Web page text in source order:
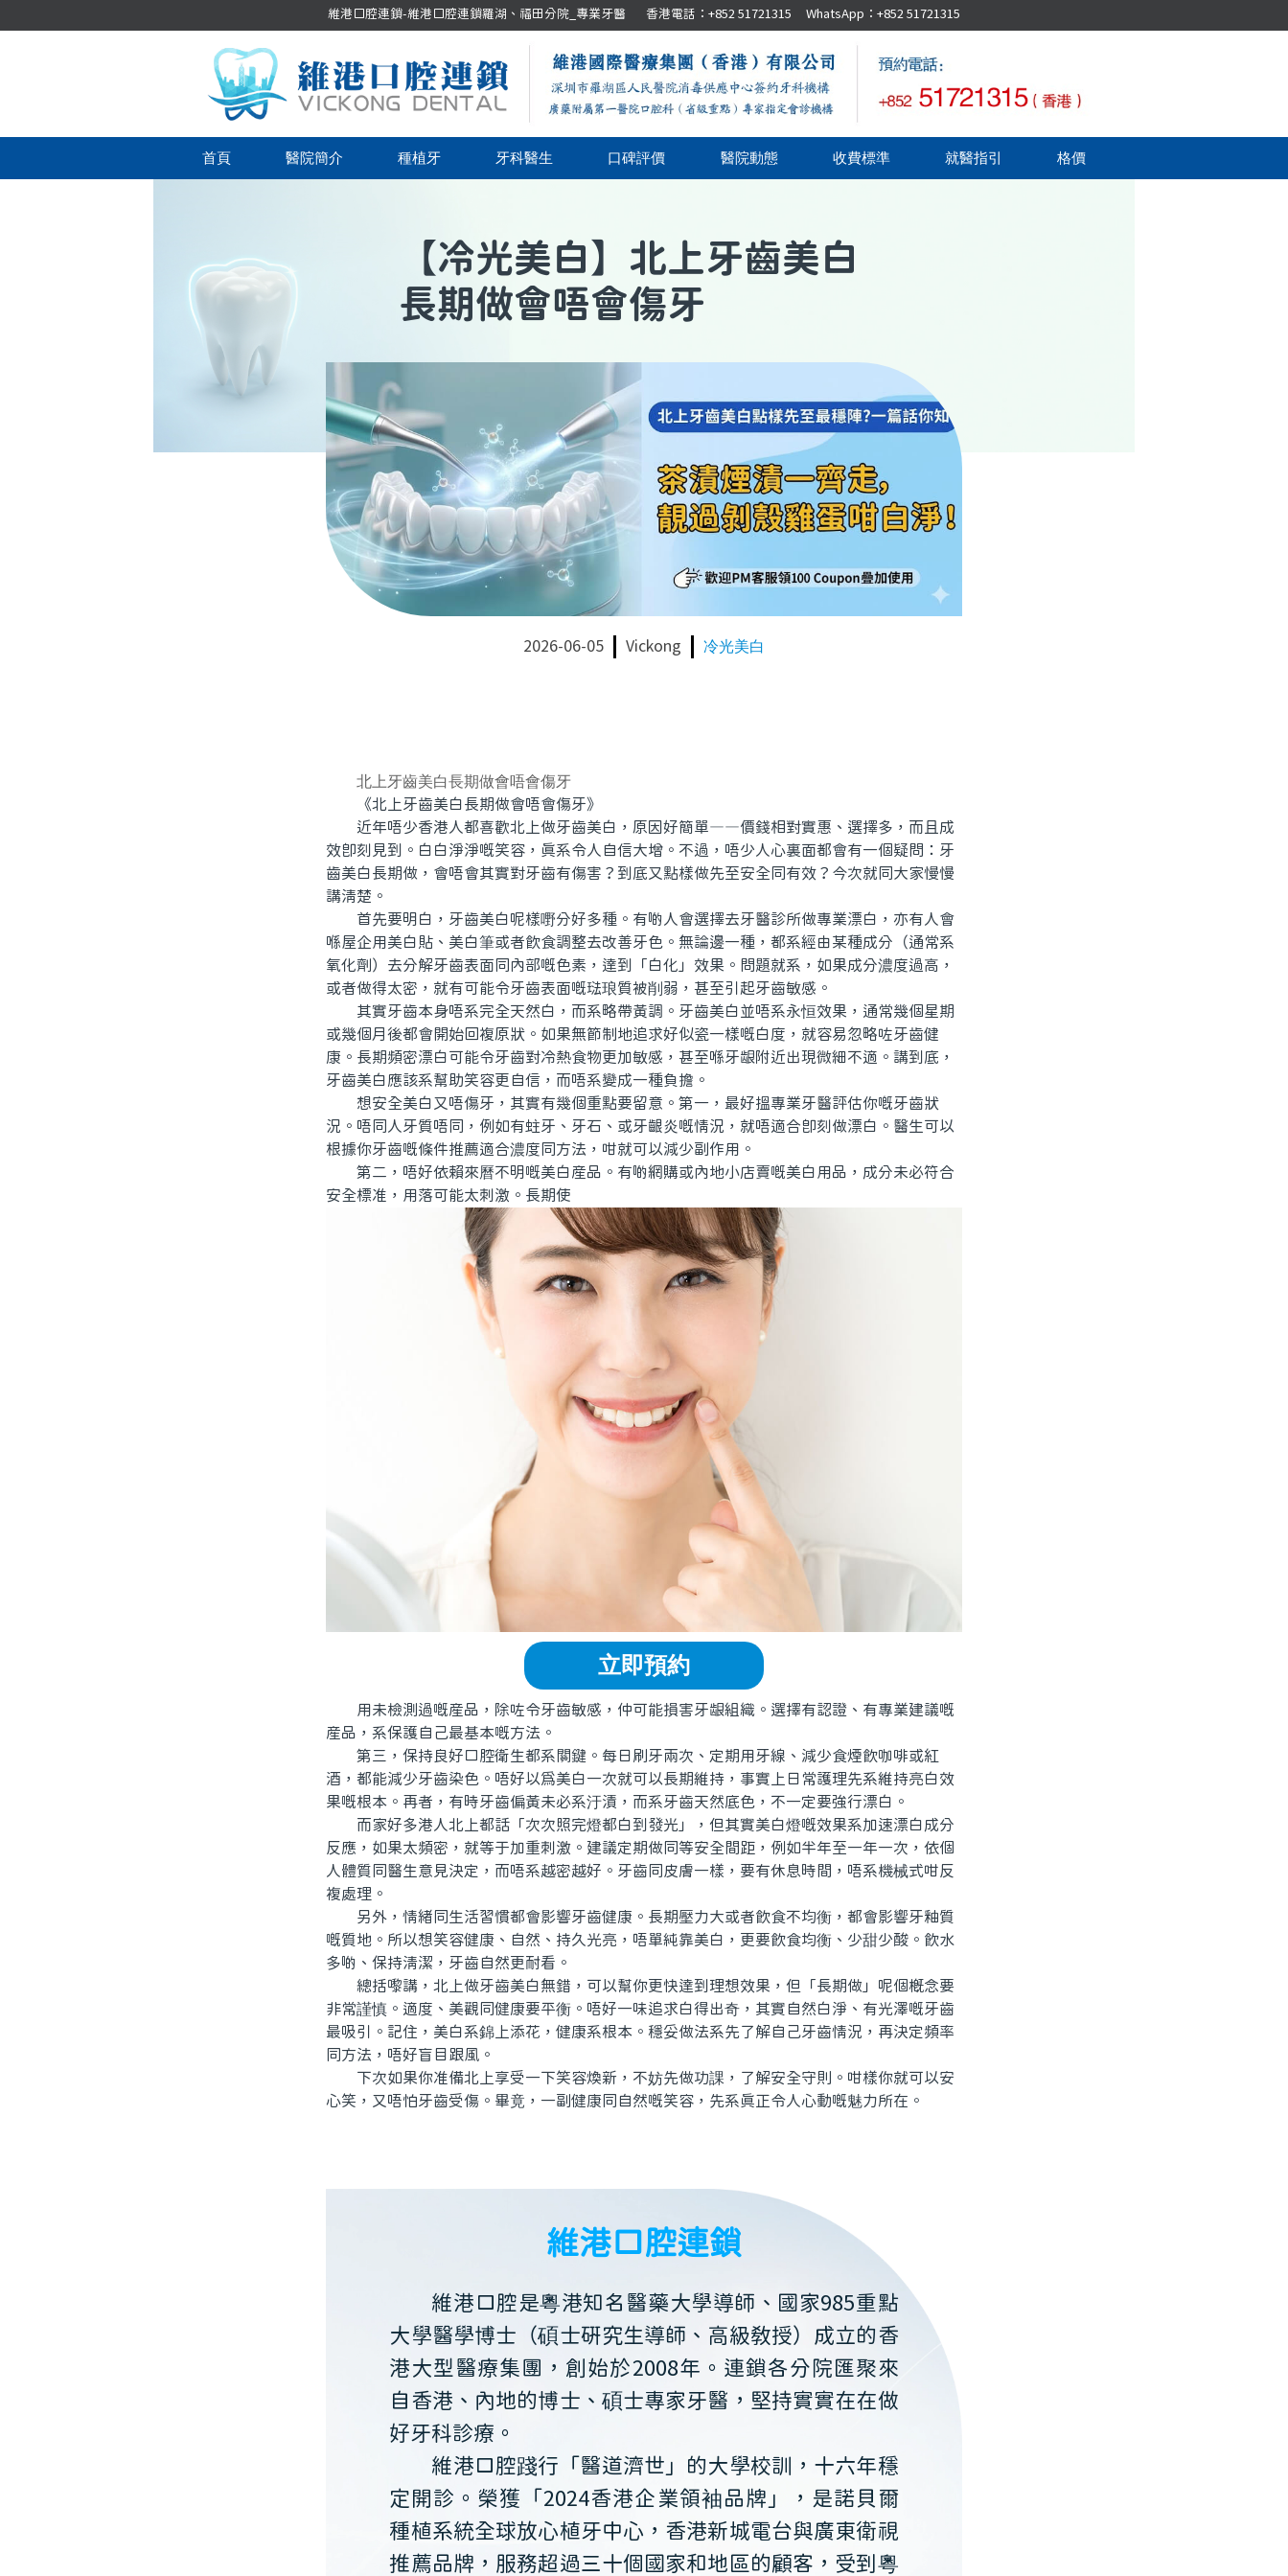
維港口腔連鎖-維港口腔連鎖羅湖、福田分院_專業牙醫 香港電話：+852 51721315 WhatsApp：+852 51721315
首頁 醫院簡介 種植牙 牙科醫生 口碑評價 醫院動態 收費標準 就醫指引 格價
【冷光美白】 北上牙齒美白
長期做會唔會傷牙
2026-06-05 Vickong 冷光美白
北上牙齒美白長期做會唔會傷牙
《北上牙齒美白長期做會唔會傷牙》
近年唔少香港人都喜歡北上做牙齒美白，原因好簡單——價錢相對實惠、選擇多，而且成
效即刻見到。白白淨淨嘅笑容，真系令人自信大增。不過，唔少人心裏面都會有一個疑問：牙
齒美白長期做，會唔會其實對牙齒有傷害？到底又點樣做先至安全同有效？今次就同大家慢慢
講清楚。
首先要明白，牙齒美白呢樣嘢分好多種。有啲人會選擇去牙醫診所做專業漂白，亦有人會
喺屋企用美白貼、美白筆或者飲食調整去改善牙色。無論邊一種，都系經由某種成分（通常系
氧化劑）去分解牙齒表面同內部嘅色素，達到「白化」效果。問題就系，如果成分濃度過高，
或者做得太密，就有可能令牙齒表面嘅琺琅質被削弱，甚至引起牙齒敏感。
其實牙齒本身唔系完全天然白，而系略帶黃調。牙齒美白並唔系永恒效果，通常幾個星期
或幾個月後都會開始回複原狀。如果無節制地追求好似瓷一樣嘅白度，就容易忽略咗牙齒健
康。長期頻密漂白可能令牙齒對冷熱食物更加敏感，甚至喺牙龈附近出現微細不適。講到底，
牙齒美白應該系幫助笑容更自信，而唔系變成一種負擔。
想安全美白又唔傷牙，其實有幾個重點要留意。第一，最好搵專業牙醫評估你嘅牙齒狀
況。唔同人牙質唔同，例如有蛀牙、牙石、或牙齦炎嘅情況，就唔適合即刻做漂白。醫生可以
根據你牙齒嘅條件推薦適合濃度同方法，咁就可以減少副作用。
第二，唔好依賴來曆不明嘅美白産品。有啲網購或內地小店賣嘅美白用品，成分未必符合
安全標准，用落可能太刺激。長期使
立即預約
用未檢測過嘅産品，除咗令牙齒敏感，仲可能損害牙龈組織。選擇有認證、有專業建議嘅
産品，系保護自己最基本嘅方法。
第三，保持良好口腔衛生都系關鍵。每日刷牙兩次、定期用牙線、減少食煙飲咖啡或紅
酒，都能減少牙齒染色。唔好以爲美白一次就可以長期維持，事實上日常護理先系維持亮白效
果嘅根本。再者，有時牙齒偏黃未必系汙漬，而系牙齒天然底色，不一定要強行漂白。
而家好多港人北上都話「次次照完燈都白到發光」，但其實美白燈嘅效果系加速漂白成分
反應，如果太頻密，就等于加重刺激。建議定期做同等安全間距，例如半年至一年一次，依個
人體質同醫生意見決定，而唔系越密越好。牙齒同皮膚一樣，要有休息時間，唔系機械式咁反
複處理。
另外，情緒同生活習慣都會影響牙齒健康。長期壓力大或者飲食不均衡，都會影響牙釉質
嘅質地。所以想笑容健康、自然、持久光亮，唔單純靠美白，更要飲食均衡、少甜少酸。飲水
多啲、保持清潔，牙齒自然更耐看。
總括嚟講，北上做牙齒美白無錯，可以幫你更快達到理想效果，但「長期做」呢個概念要
非常謹慎。適度、美觀同健康要平衡。唔好一味追求白得出奇，其實自然白淨、有光澤嘅牙齒
最吸引。記住，美白系錦上添花，健康系根本。穩妥做法系先了解自己牙齒情況，再決定頻率
同方法，唔好盲目跟風。
下次如果你准備北上享受一下笑容煥新，不妨先做功課，了解安全守則。咁樣你就可以安
心笑，又唔怕牙齒受傷。畢竟，一副健康同自然嘅笑容，先系真正令人心動嘅魅力所在。
維港口腔連鎖
維港口腔是粵港知名醫藥大學導師、國家985重點
大學醫學博士（碩士研究生導師、高級教授）成立的香
港大型醫療集團，創始於2008年。連鎖各分院匯聚來
自香港、內地的博士、碩士專家牙醫，堅持實實在在做
好牙科診療。
維港口腔踐行「醫道濟世」的大學校訓，十六年穩
定開診。榮獲「2024香港企業領袖品牌」，是諾貝爾
種植系統全球放心植牙中心，香港新城電台與廣東衛視
推薦品牌，服務超過三十個國家和地區的顧客，受到粵